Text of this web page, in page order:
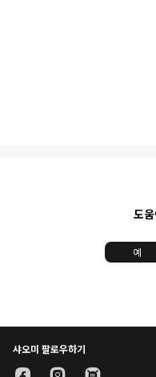
도
예
샤오미 팔로우하기